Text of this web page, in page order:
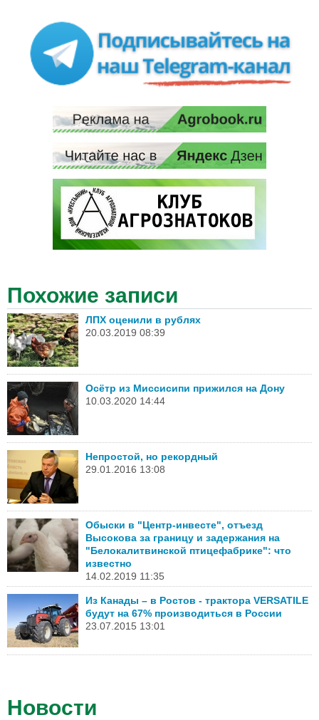
Похожие записи
ЛПХ оценили в рублях
20.03.2019 08:39
Осётр из Миссисипи прижился на Дону
10.03.2020 14:44
Непростой, но рекордный
29.01.2016 13:08
Обыски в "Центр-инвесте", отъезд
Высокова за границу и задержания на
"Белокалитвинской птицефабрике": что
известно
14.02.2019 11:35
Из Канады – в Ростов - трактора VERSATILE
будут на 67% производиться в России
23.07.2015 13:01
Новости